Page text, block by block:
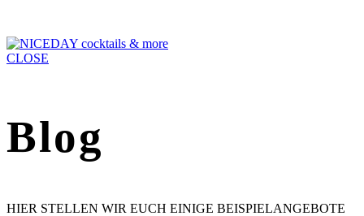
CLOSE
Blog
HIER STELLEN WIR EUCH EINIGE BEISPIELANGEBOTE